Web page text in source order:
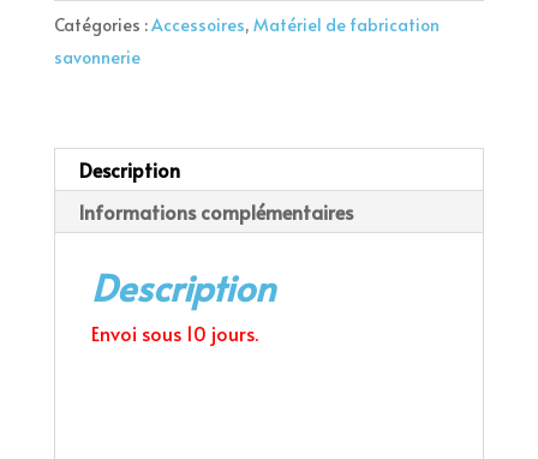
au
mètre
Catégories :Accessoires, Matériel de fabrication
savonnerie
Description
Informations complémentaires
Description
Envoi sous 10 jours.